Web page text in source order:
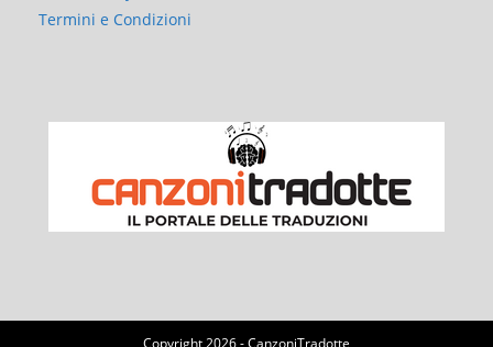
Termini e Condizioni
Copyright 2026 - CanzoniTradotte